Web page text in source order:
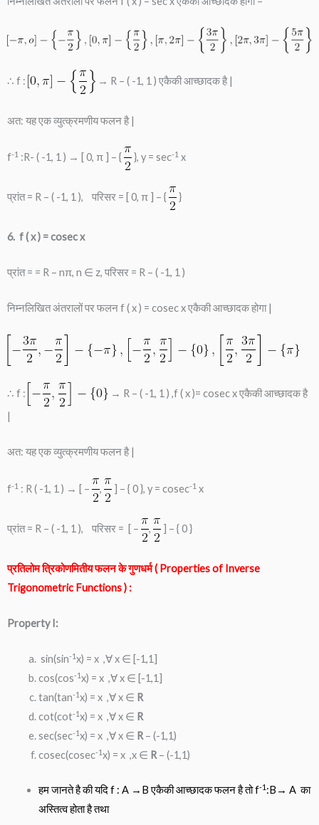
∴ f : → R – ( -1, 1 ) एकैकी आच्छादक है |
अत: यह एक व्युत्क्रमणीय फलन है |
f-1 :R- ( -1, 1 ) → [ 0, π ] – { }, y = sec-1 x
प्रांत = R – ( -1, 1 ), परिसर = [ 0, π ] – { }
6. f ( x ) = cosec x
प्रांत = = R – nπ, n ∈ z, परिसर = R – ( -1, 1 )
निम्नलिखित अंतरालों पर फलन f ( x ) = cosec x एकैकी आच्छादक होगा |
∴ f :
→ R – ( -1, 1 ) ,f ( x )= cosec x एकैकी आच्छादक है
|
अत: यह एक व्युत्क्रमणीय फलन है |
f-1 : R ( -1, 1 ) → [ – , ] – { 0 }, y = cosec-1 x
प्रांत = R – ( -1, 1 ), परिसर = [ – , ] – { 0 }
प्रतिलोम त्रिकोणमितीय फलन के गुणधर्म ( Properties of Inverse
Trigonometric Functions ) :
Property I:
sin(sin-1x) = x ,∀ x ∈ [-1,1]
cos(cos-1x) = x ,∀ x ∈ [-1,1]
tan(tan-1x) = x ,∀ x ∈ R
cot(cot-1x) = x ,∀ x ∈ R
sec(sec-1x) = x ,∀ x ∈ R– (-1,1)
cosec(cosec-1x) = x ,x ∈ R– (-1,1)
हम जानते है की यदि f : A →B एकैकी आच्छादक फलन है तो f-1:B→ A का
अस्तित्व होता है तथा